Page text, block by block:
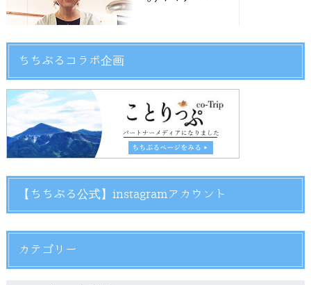
ちちぶるコラボ企画
【ちちぶる公式】instagramアカウント
カテゴリー